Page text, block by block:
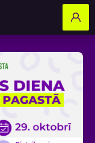
mēs ar tevi